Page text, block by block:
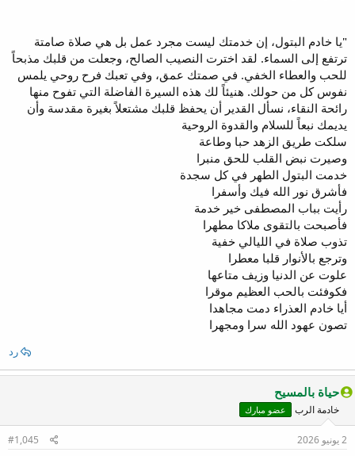
"يا خادم البتول، إن خدمتك ليست مجرد عمل بل هي صلاة صامتة
ترتفع إلى السماء. لقد اخترت النصيب الصالح، وجعلت من قلبك مذبحاً
للحب والعطاء الخفي. في صمتك عمق، وفي تعبك فرح روحي يلمس
نفوس كل من حولك. هنيئاً لك هذه السيرة الفاضلة التي تفوح منها
رائحة النقاء، نسأل القدير أن يحفظ قلبك مشتعلاً بغيرة مقدسة وأن
يديمك نبعاً للسلام والقدوة الروحية
سلكت طريق الزهد حبا وطاعة
وصيرت نبض القلب للحق منبرا
خدمت البتول الطهر في كل سجدة
فأشرق نور الله فيك وأسفرا
رأيت بباب المصطفى خير خدمة
فأصبحت بالتقوى ملاكا مطهرا
تذوب صلاة في الليالي خفية
وترجع بالأنوار قلبا معطرا
علوت عن الدنيا وزيف متاعها
فكوفئت بالحب العظيم موقرا
أيا خادم العذراء دمت مجاهدا
تصون عهود الله سرا ومجهرا
رد
حياة بالمسيح
خادمة الرب عضو مبارك
2 يونيو 2026 #1,045